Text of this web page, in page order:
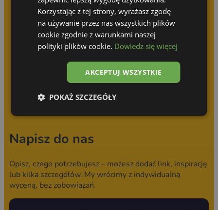
Wyceny i projekty:
zapytania@zbudujprzyczepe.pl
Współprace, oferty, inne zapytania:
Napisz do nas
Opisz, czego potrzebujesz – możesz dodać link, inspirację
lub kilka szczegółów. My wrócimy z indywidualną
wyceną, bez zobowiązań.
Korzystając z tej strony, wyrażasz zgodę
na używanie przez nas wszystkich plików
cookie zgodnie z warunkami naszej
polityki plików cookie. Dowiedz się więcej
AKCEPTUJ WSZYSTKIE
POKAŻ SZCZEGÓŁY